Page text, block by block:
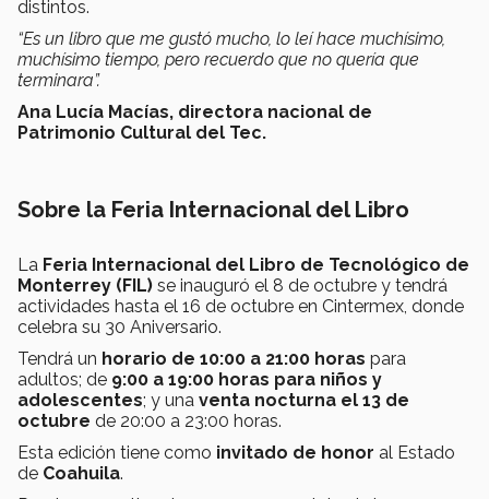
distintos.
“Es un libro que me gustó mucho, lo leí hace muchísimo,
muchísimo tiempo, pero recuerdo que no quería que
terminara”.
Ana Lucía Macías, directora nacional de
Patrimonio Cultural del Tec.
Sobre la Feria Internacional del Libro
La Feria Internacional del Libro de Tecnológico de
Monterrey (FIL) se inauguró el 8 de octubre y tendrá
actividades hasta el 16 de octubre en Cintermex, donde
celebra su 30 Aniversario.
Tendrá un horario de 10:00 a 21:00 horas para
adultos; de 9:00 a 19:00 horas para niños y
adolescentes; y una venta nocturna el 13 de
octubre de 20:00 a 23:00 horas.
Esta edición tiene como invitado de honor al Estado
de Coahuila.